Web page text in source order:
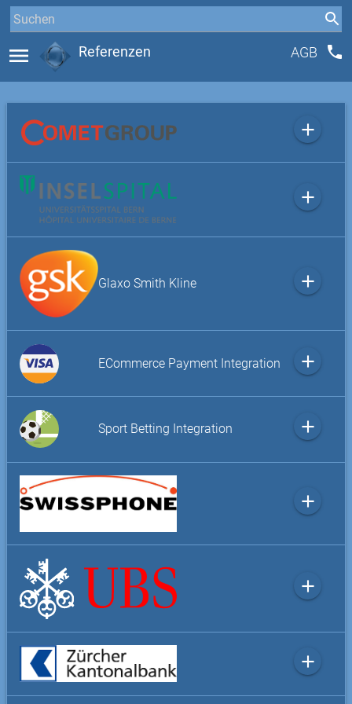
menu Referenzen AGB phone
add
add
Glaxo Smith Kline add
ECommerce Payment Integration add
Sport Betting Integration add
add
add
add